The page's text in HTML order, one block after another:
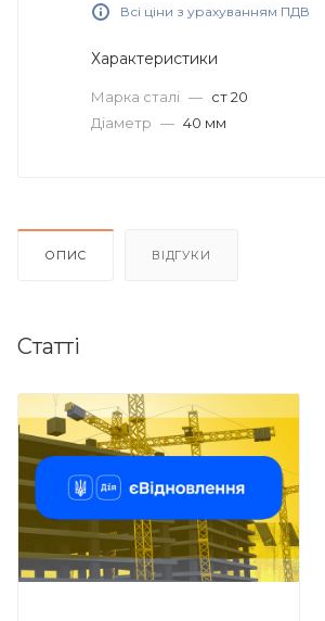
Всі ціни з урахуванням ПДВ
Характеристики
Марка сталі — ст 20
Діаметр — 40 мм
ОПИС ВІДГУКИ
Статті